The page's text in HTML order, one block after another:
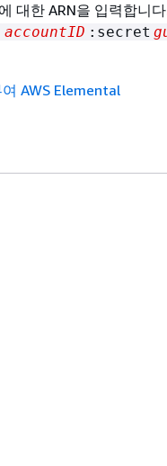
대한 ARN을 입력합니다
accountID :secret
AWS Elemental